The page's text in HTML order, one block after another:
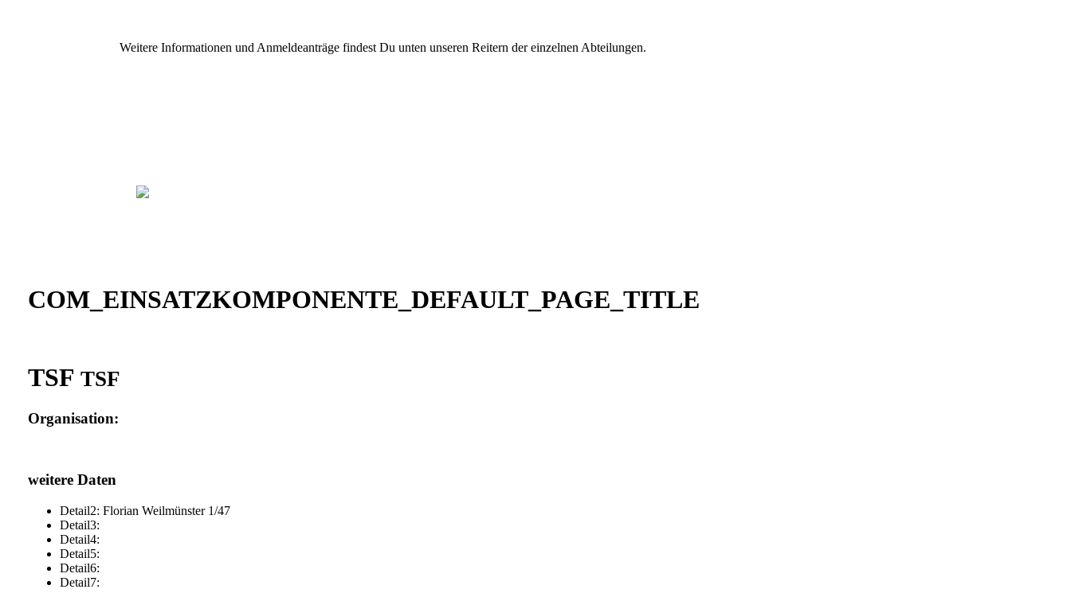
Weitere Informationen und Anmeldeanträge findest Du unten unseren Reitern der einzelnen Abteilungen.
COM_EINSATZKOMPONENTE_DEFAULT_PAGE_TITLE
TSF TSF
Organisation:
weitere Daten
Detail2: Florian Weilmünster 1/47
Detail3:
Detail4:
Detail5:
Detail6:
Detail7: